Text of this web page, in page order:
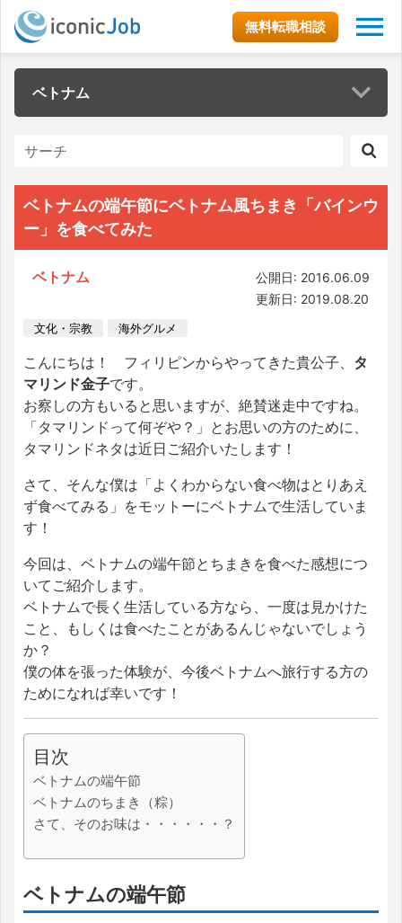
無料転職相談
ベトナム
ベトナムの端午節にベトナム風ちまき「バインウ
ー」を食べてみた
ベトナム
公開日: 2016.06.09
更新日: 2019.08.20
文化・宗教 海外グルメ
こんにちは！ フィリピンからやってきた貴公子、 タ
マリンド金子です。
お察しの方もいると思いますが、絶賛迷走中ですね。
「タマリンドって何ぞや？」とお思いの方のために、
タマリンドネタは近日ご紹介いたします！
さて、そんな僕は「よくわからない食べ物はとりあえ
ず食べてみる」をモットーにベトナムで生活していま
す！
今回は、ベトナムの端午節とちまきを食べた感想につ
いてご紹介します。
ベトナムで長く生活している方なら、一度は見かけた
こと、もしくは食べたことがあるんじゃないでしょう
か？
僕の体を張った体験が、今後ベトナムへ旅行する方の
ためになれば幸いです！
目次
ベトナムの端午節
ベトナムのちまき（粽）
さて、そのお味は・・・・・・？
ベトナムの端午節